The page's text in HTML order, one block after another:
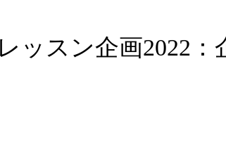
ッスン企画2022：